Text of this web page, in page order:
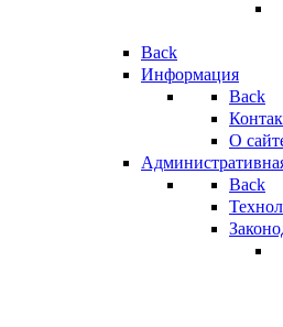
Back
Информация
Back
О
Back